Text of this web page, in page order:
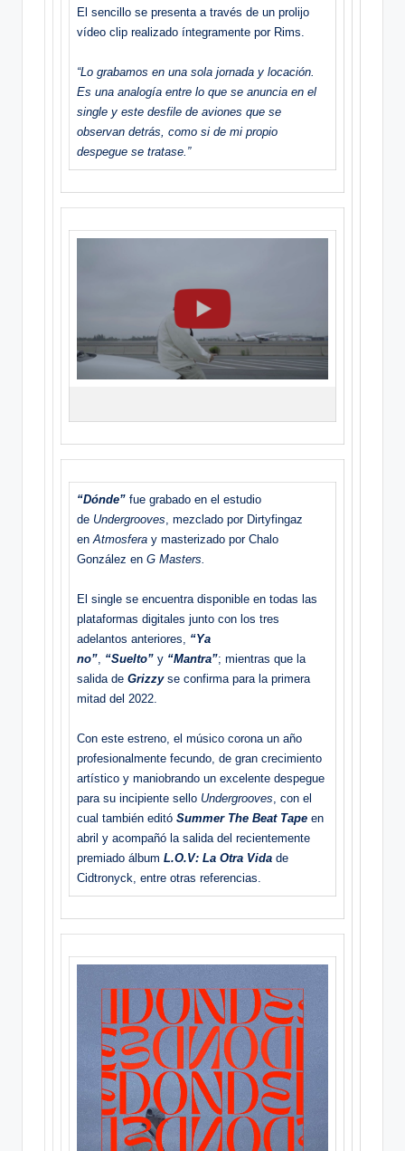
El sencillo se presenta a través de un prolijo
vídeo clip realizado íntegramente por Rims.
“Lo grabamos en una sola jornada y locación.
Es una analogía entre lo que se anuncia en el
single y este desfile de aviones que se
observan detrás, como si de mi propio
despegue se tratase.”
“Dónde” fue grabado en el estudio
de Undergrooves , mezclado por Dirtyfingaz
en Atmosfera y masterizado por Chalo
González en G Masters.
El single se encuentra disponible en todas las
plataformas digitales junto con los tres
adelantos anteriores, “Ya
no” “Suelto” y “Mantra”; mientras que la
salida de Grizzyse confirma para la primera
mitad del 2022.
Con este estreno, el músico corona un año
profesionalmente fecundo, de gran crecimiento
artístico y maniobrando un excelente despegue
para su incipiente sello Undergrooves , con el
cual también editó Summer The Beat Tape en
abril y acompañó la salida del recientemente
premiado álbum L.O.V: La Otra Vida de
Cidtronyck, entre otras referencias.